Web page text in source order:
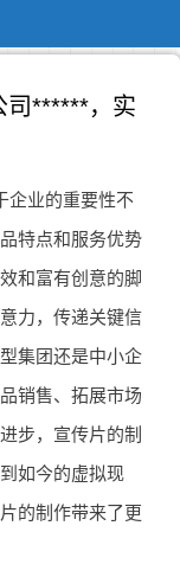
司******，实
企业的重要性不
特点和服务优势
和富有创意的脚
力，传递关键信
集团还是中小企
销售、拓展市场
步，宣传片的制
如今的虚拟现
的制作带来了更